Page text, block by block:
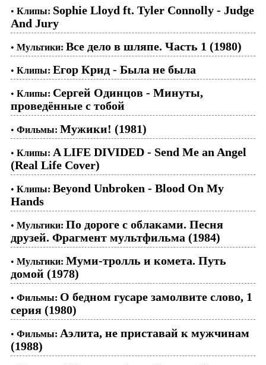
• Клипы: Sophie Lloyd ft. Tyler Connolly - Judge
And Jury
• Мультики: Все дело в шляпе. Часть 1 (1980)
• Клипы: Егор Крид - Была не была
• Клипы: Сергей Одинцов - Минуты,
проведённые с тобой
• Фильмы: Мужики! (1981)
• Клипы: A LIFE DIVIDED - Send Me an Angel
(Real Life Cover)
• Клипы: Beyond Unbroken - Blood On My
Hands
• Мультики: По дороге с облаками. Песня
друзей. Фрагмент мультфильма (1984)
• Мультики: Муми-тролль и комета. Путь
домой (1978)
• Фильмы: О бедном гусаре замолвите слово, 1
серия (1980)
• Фильмы: Аэлита, не приставай к мужчинам
(1988)